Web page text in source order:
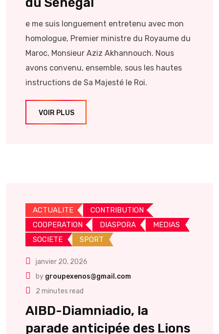
e me suis longuement entretenu avec mon
homologue, Premier ministre du Royaume du
Maroc, Monsieur Aziz Akhannouch. Nous
avons convenu, ensemble, sous les hautes
instructions de Sa Majesté le Roi.
VOIR PLUS
ACTUALITE
CONTRIBUTION
COOPERATION
DIASPORA
MEDIAS
SOCIETE
SPORT
janvier 20, 2026
by groupexenos@gmail.com
2 minutes read
AIBD-Diamniadio, la
parade anticipée des Lions